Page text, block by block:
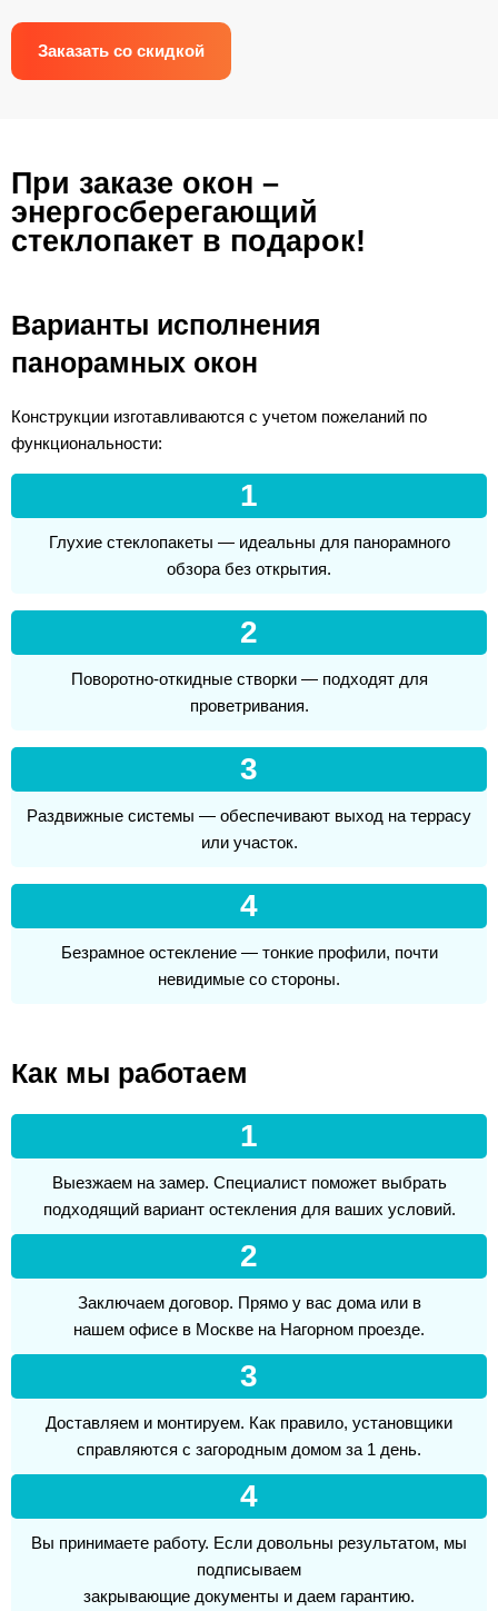
Заказать со скидкой
При заказе окон –
энергосберегающий
стеклопакет в подарок!
Варианты исполнения
панорамных окон
Конструкции изготавливаются с учетом пожеланий по
функциональности:
1
Глухие стеклопакеты — идеальны для панорамного
обзора без открытия.
2
Поворотно-откидные створки — подходят для
проветривания.
3
Раздвижные системы — обеспечивают выход на террасу
или участок.
4
Безрамное остекление — тонкие профили, почти
невидимые со стороны.
Как мы работаем
1
Выезжаем на замер. Специалист поможет выбрать
подходящий вариант остекления для ваших условий.
2
Заключаем договор. Прямо у вас дома или в
нашем офисе в Москве на Нагорном проезде.
3
Доставляем и монтируем. Как правило, установщики
справляются с загородным домом за 1 день.
4
Вы принимаете работу. Если довольны результатом, мы
подписываем
закрывающие документы и даем гарантию.